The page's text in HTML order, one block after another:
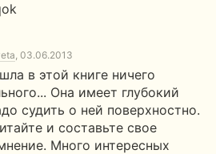
, 03.06.2013
в этой книге ничего
Она имеет глубокий
судить о ней поверхностно.
и составьте свое
Много интересных